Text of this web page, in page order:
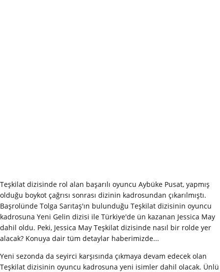
Teşkilat dizisinde rol alan başarılı oyuncu Aybüke Pusat, yapmış
olduğu boykot çağrısı sonrası dizinin kadrosundan çıkarılmıştı.
Başrolünde Tolga Sarıtaş'ın bulunduğu Teşkilat dizisinin oyuncu
kadrosuna Yeni Gelin dizisi ile Türkiye'de ün kazanan Jessica May
dahil oldu. Peki, Jessica May Teşkilat dizisinde nasıl bir rolde yer
alacak? Konuya dair tüm detaylar haberimizde...
Yeni sezonda da seyirci karşısında çıkmaya devam edecek olan
Teşkilat dizisinin oyuncu kadrosuna yeni isimler dahil olacak. Ünlü